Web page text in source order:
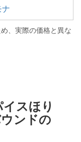
ナ
、実際の価格と異な
スほり
ンドの